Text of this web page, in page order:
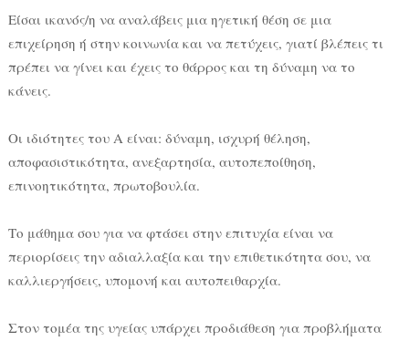
Είσαι ικανός/η να αναλάβεις μια ηγετική θέση σε μια
επιχείρηση ή στην κοινωνία και να πετύχεις, γιατί βλέπεις τι
πρέπει να γίνει και έχεις το θάρρος και τη δύναμη να το
κάνεις.
Οι ιδιότητες του Α είναι: δύναμη, ισχυρή θέληση,
αποφασιστικότητα, ανεξαρτησία, αυτοπεποίθηση,
επινοητικότητα, πρωτοβουλία.
Το μάθημα σου για να φτάσει στην επιτυχία είναι να
περιορίσεις την αδιαλλαξία και την επιθετικότητα σου, να
καλλιεργήσεις, υπομονή και αυτοπειθαρχία.
Στον τομέα της υγείας υπάρχει προδιάθεση για προβλήματα